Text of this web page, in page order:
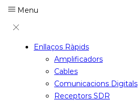
Menu
Enllaços Ràpids
Amplificadors
Cables
Comunicacions Digitals
Receptors SDR